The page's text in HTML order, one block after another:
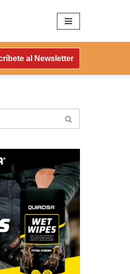
al Newsletter